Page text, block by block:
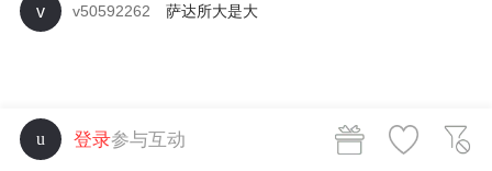
v v50592262 萨达所大是大
u 登录参与互动